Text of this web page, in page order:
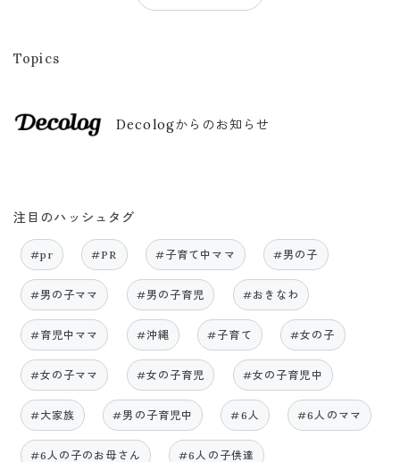
Topics
Decologからのお知らせ
注目のハッシュタグ
#pr #PR #子育て中ママ #男の子
#男の子ママ #男の子育児 #おきなわ
#育児中ママ #沖縄 #子育て #女の子
#女の子ママ #女の子育児 #女の子育児中
#大家族 #男の子育児中 #6人 #6人のママ
#6人の子のお母さん #6人の子供達